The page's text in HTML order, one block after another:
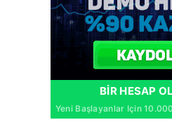
BIR HESAP
Yeni Başlayanlar Için